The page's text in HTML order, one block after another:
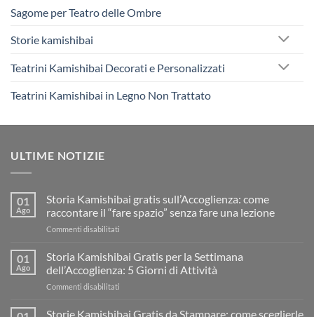
Sagome per Teatro delle Ombre
Storie kamishibai
Teatrini Kamishibai Decorati e Personalizzati
Teatrini Kamishibai in Legno Non Trattato
ULTIME NOTIZIE
01
Ago
Storia Kamishibai gratis sull’Accoglienza: come
raccontare il “fare spazio” senza fare una lezione
Commenti disabilitati
Kamishibai
gratis
sull’Accoglienza:
il
01
Ago
Storia Kamishibai Gratis per la Settimana
dell’Accoglienza: 5 Giorni di Attività
Commenti disabilitati
Kamishibai
Storie Kamishibai Gratis da Stampare: come sceglierle